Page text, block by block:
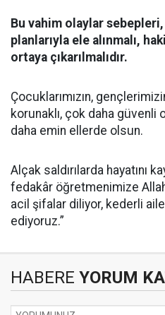
Bu vahim olaylar
planlarıyla ele alınmalı,
ortaya çıkarılmalıdır.
Çocuklarımızın,
korunaklı, çok daha güvenli
daha emin ellerde olsun.
Alçak saldırılarda hayatını
fedakâr öğretmenimize
acil şifalar diliyor, kederli
ediyoruz.”
HABERE YORUM